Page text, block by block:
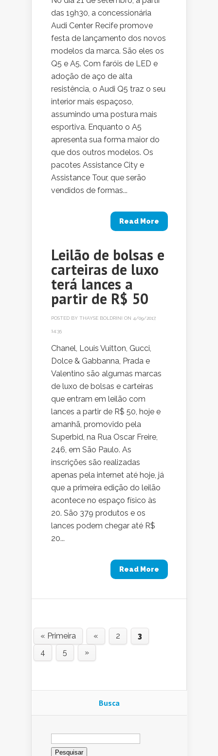
das 19h30, a concessionária
Audi Center Recife promove
festa de lançamento dos novos
modelos da marca. São eles os
Q5 e A5. Com faróis de LED e
adoção de aço de alta
resistência, o Audi Q5 traz o seu
interior mais espaçoso,
assumindo uma postura mais
esportiva. Enquanto o A5
apresenta sua forma maior do
que dos outros modelos. Os
pacotes Assistance City e
Assistance Tour, que serão
vendidos de formas...
Read More
Leilão de bolsas e
carteiras de luxo
terá lances a
partir de R$ 50
POSTED BY THAYSE BOLDRINI ON 4/09/2017,
14:35
Chanel, Louis Vuitton, Gucci,
Dolce & Gabbanna, Prada e
Valentino são algumas marcas
de luxo de bolsas e carteiras
que entram em leilão com
lances a partir de R$ 50, hoje e
amanhã, promovido pela
Superbid, na Rua Oscar Freire,
246, em São Paulo. As
inscrições são realizadas
apenas pela internet até hoje, já
que a primeira edição do leilão
acontece no espaço físico às
20. São 379 produtos e os
lances podem chegar até R$
20...
Read More
« Primeira « 2
3
4
5 »
Busca
Pesquisar
por: